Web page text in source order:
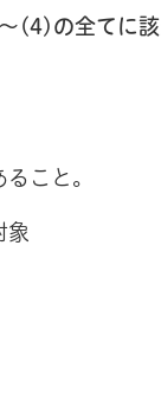
(4)の全てに
こと。
象